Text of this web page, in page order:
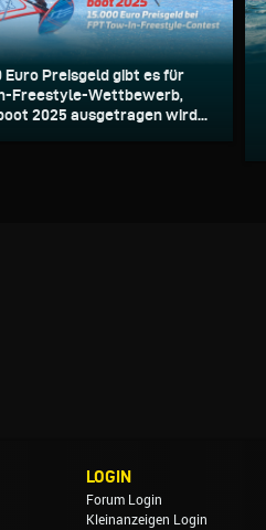
Euro Preisgeld gibt es für
Freestyle-Wettbewerb,
2025 ausgetragen wird...
LOGIN
Forum Login
Kleinanzeigen Login